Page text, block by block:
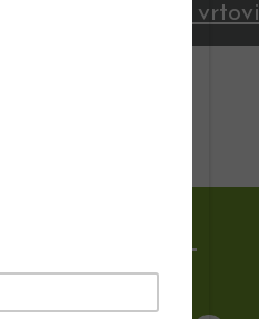
Priljubljeni vrtovi
vrt